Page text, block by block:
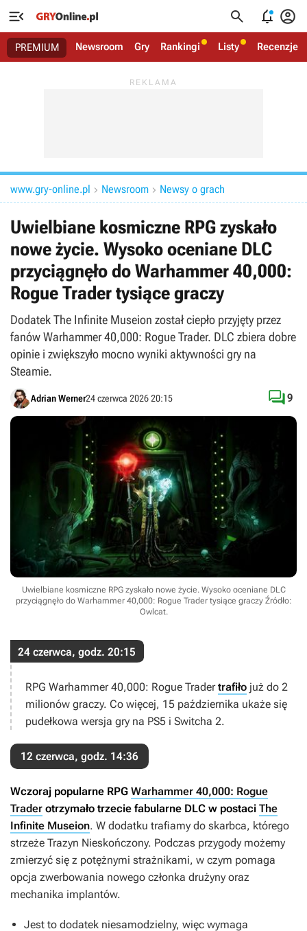
   
PREMIUM Newsroom Gry Rankingi Listy Recenzje
www.gry-online.pl  Newsroom  Newsy o grach
Uwielbiane kosmiczne RPG zyskało
nowe życie. Wysoko oceniane DLC
przyciągnęło do Warhammer 40,000:
Rogue Trader tysiące graczy
Dodatek The Infinite Museion został ciepło przyjęty przez
fanów Warhammer 40,000: Rogue Trader. DLC zbiera dobre
opinie i zwiększyło mocno wyniki aktywności gry na
Steamie.
Adrian Werner24 czerwca 2026 20:15 9
Uwielbiane kosmiczne RPG zyskało nowe życie. Wysoko oceniane DLC
przyciągnęło do Warhammer 40,000: Rogue Trader tysiące graczy Źródło:
Owlcat.
24 czerwca, godz. 20:15
RPG Warhammer 40,000: Rogue Trader trafiło już do 2
milionów graczy. Co więcej, 15 października ukaże się
pudełkowa wersja gry na PS5 i Switcha 2.
12 czerwca, godz. 14:36
Wczoraj popularne RPG Warhammer 40,000: Rogue
Trader otrzymało trzecie fabularne DLC w postaci The
Infinite Museion. W dodatku trafiamy do skarbca, którego
strzeże Trazyn Nieskończony. Podczas przygody możemy
zmierzyć się z potężnymi strażnikami, w czym pomaga
opcja zwerbowania nowego członka drużyny oraz
mechanika implantów.
Jest to dodatek niesamodzielny, więc wymaga